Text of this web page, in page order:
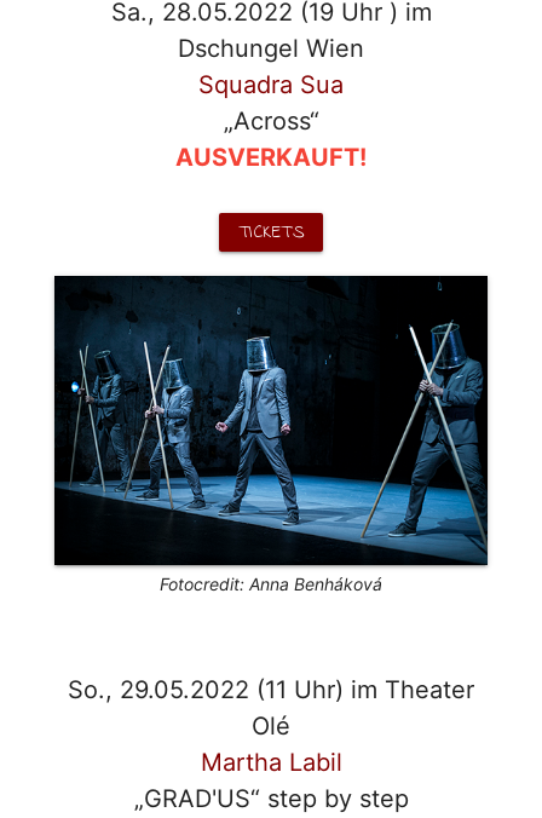
Sa., 28.05.2022 (19 Uhr ) im
Dschungel Wien
Squadra Sua
„Across“
AUSVERKAUFT!
TICKETS
Fotocredit: Anna Benháková
So., 29.05.2022 (11 Uhr) im Theater
Olé
Martha Labil
„GRAD'US“ step by step